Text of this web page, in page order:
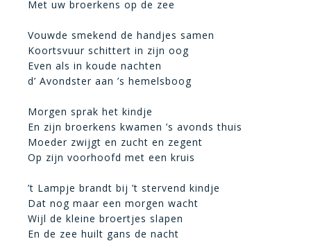
Met uw broerkens op de zee
Vouwde smekend de handjes samen
Koortsvuur schittert in zijn oog
Even als in koude nachten
d’ Avondster aan ’s hemelsboog
Morgen sprak het kindje
En zijn broerkens kwamen ’s avonds thuis
Moeder zwijgt en zucht en zegent
Op zijn voorhoofd met een kruis
’t Lampje brandt bij ’t stervend kindje
Dat nog maar een morgen wacht
Wijl de kleine broertjes slapen
En de zee huilt gans de nacht